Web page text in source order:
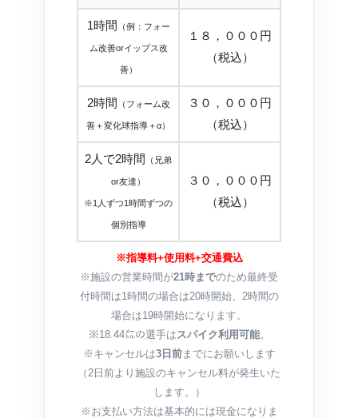
1時間 （例：フォー
ム改善orイップス改
善）
１８，０００円
（税込）
2時間 （フォーム改
善＋変化球指導＋α）
３０，０００円
（税込）
2人で2時間 （兄弟
or友達）
※1人ずつ1時間ずつの
個別指導
３０，０００円
（税込）
※指導料+使用料+交通費込
※施設の営業時間が21時までのため最終受
付時間は1時間の場合は20時開始、2時間の
場合は19時開始になります。
※18.44㍍の選手は スパイク利用可能。
※キャンセルは3日前までにお願いします
（2日前より施設のキャンセル料が発生いた
します。）
※お支払い方法は基本的には現金になりま